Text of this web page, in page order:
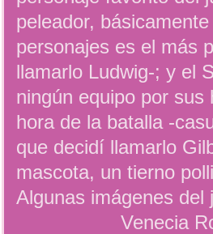
peleador,
personajes es el más
llamarlo Ludwig-; y el
ningún equipo por sus
hora de la batalla -
que decidí llamarlo
mascota, un tierno
Algunas imágenes
Venecia